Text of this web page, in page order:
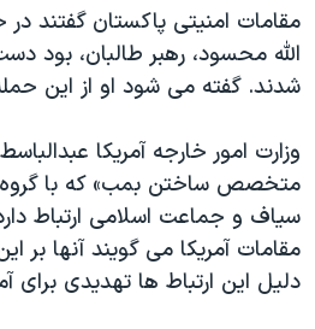
گالری عکس
آرشیو پخش زنده
اعتراضات زن، زندگی، آزادی
مجموعه مستندهای دادخواهی
تریبونال مردمی آبان ۹۸
دادگاه حمید نوری
چهل سال گروگان‌گیری
قانون شفافیت دارائی کادر رهبری
اعتراضات مردمی آبان ۹۸
مقامات امنیتی پاکستان گفتند
شدند. گفته می شود او از این
وزارت امور خارجه آمریکا
متخصص ساختن بمب» که با گروه
سیاف و جماعت اسلامی ارتباط
مقامات آمریکا می گویند آنها بر
دلیل این ارتباط ها تهدیدی برای